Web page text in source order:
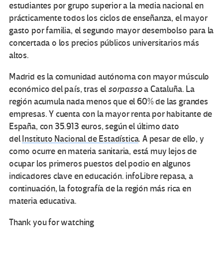
estudiantes por grupo superior a la media nacional en
prácticamente todos los ciclos de enseñanza, el mayor
gasto por familia, el segundo mayor desembolso para la
concertada o los precios públicos universitarios más
altos.
Madrid es la comunidad autónoma con mayor músculo
económico del país, tras el sorpassoa Cataluña. La
región acumula nada menos que el 60% de las grandes
empresas. Y cuenta con la mayor renta por habitante de
España, con 35.913 euros, según el último dato
delInstituto Nacional de Estadística. A pesar de ello, y
como ocurre en materia sanitaria, está muy lejos de
ocupar los primeros puestos del podio en algunos
indicadores clave en educación. infoLibrerepasa, a
continuación, la fotografía de la región más rica en
materia educativa.
Thank you for watching